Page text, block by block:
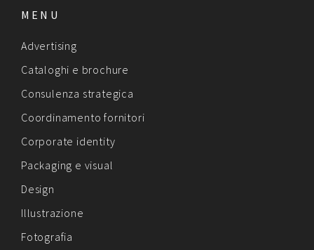
MENU
Advertising
Cataloghi e brochure
Consulenza strategica
Coordinamento fornitori
Corporate identity
Packaging e visual
Design
Illustrazione
Fotografia